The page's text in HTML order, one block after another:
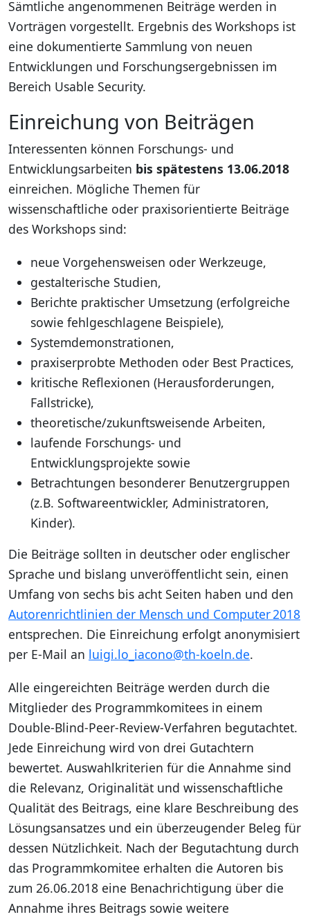
Sämtliche angenommenen Beiträge werden in
Vorträgen vorgestellt. Ergebnis des Workshops ist
eine dokumentierte Sammlung von neuen
Entwicklungen und Forschungsergebnissen im
Bereich Usable Security.
Einreichung von Beiträgen
Interessenten können Forschungs- und
Entwicklungsarbeiten bis spätestens 13.06.2018
einreichen. Mögliche Themen für
wissenschaftliche oder praxisorientierte Beiträge
des Workshops sind:
neue Vorgehensweisen oder Werkzeuge,
gestalterische Studien,
Berichte praktischer Umsetzung (erfolgreiche
sowie fehlgeschlagene Beispiele),
Systemdemonstrationen,
praxiserprobte Methoden oder Best Practices,
kritische Reflexionen (Herausforderungen,
Fallstricke),
theoretische/zukunftsweisende Arbeiten,
laufende Forschungs- und
Entwicklungsprojekte sowie
Betrachtungen besonderer Benutzergruppen
(z.B. Softwareentwickler, Administratoren,
Kinder).
Die Beiträge sollten in deutscher oder englischer
Sprache und bislang unveröffentlicht sein, einen
Umfang von sechs bis acht Seiten haben und den
Autorenrichtlinien der Mensch und Computer 2018
entsprechen. Die Einreichung erfolgt anonymisiert
per E-Mail an luigi.lo_iacono@th-koeln.de.
Alle eingereichten Beiträge werden durch die
Mitglieder des Programmkomitees in einem
Double-Blind-Peer-Review-Verfahren begutachtet.
Jede Einreichung wird von drei Gutachtern
bewertet. Auswahlkriterien für die Annahme sind
die Relevanz, Originalität und wissenschaftliche
Qualität des Beitrags, eine klare Beschreibung des
Lösungsansatzes und ein überzeugender Beleg für
dessen Nützlichkeit. Nach der Begutachtung durch
das Programmkomitee erhalten die Autoren bis
zum 26.06.2018 eine Benachrichtigung über die
Annahme ihres Beitrags sowie weitere